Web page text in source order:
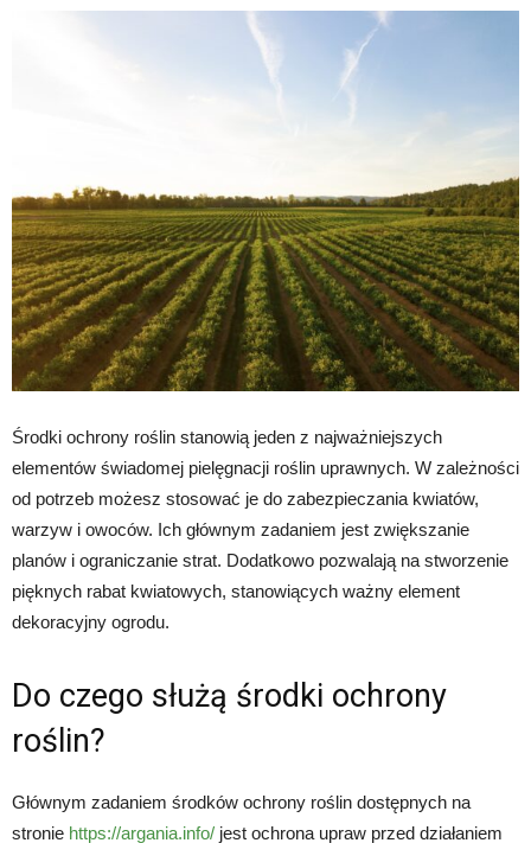
Środki ochrony roślin stanowią jeden z najważniejszych
elementów świadomej pielęgnacji roślin uprawnych. W zależności
od potrzeb możesz stosować je do zabezpieczania kwiatów,
warzyw i owoców. Ich głównym zadaniem jest zwiększanie
planów i ograniczanie strat. Dodatkowo pozwalają na stworzenie
pięknych rabat kwiatowych, stanowiących ważny element
dekoracyjny ogrodu.
Do czego służą środki ochrony
roślin?
Głównym zadaniem środków ochrony roślin dostępnych na
stronie https://argania.info/ jest ochrona upraw przed działaniem